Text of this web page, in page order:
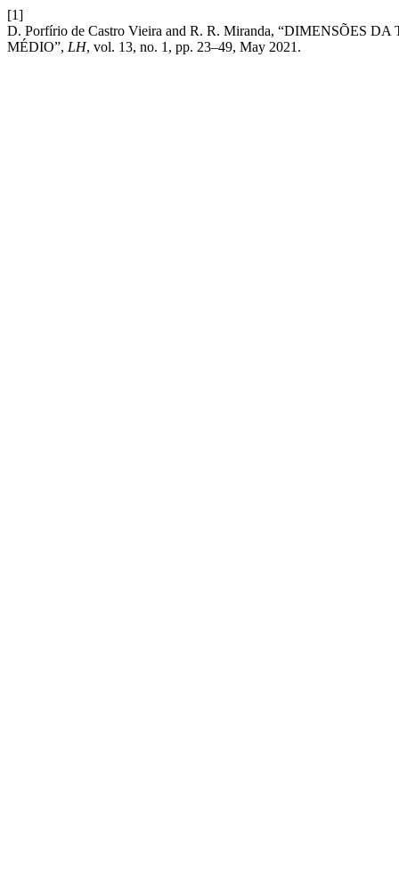
[1]
D. Porfírio de Castro Vieira and R. R. Miranda, “DIMENSÕES
MÉDIO”, LH, vol. 13, no. 1, pp. 23–49, May 2021.